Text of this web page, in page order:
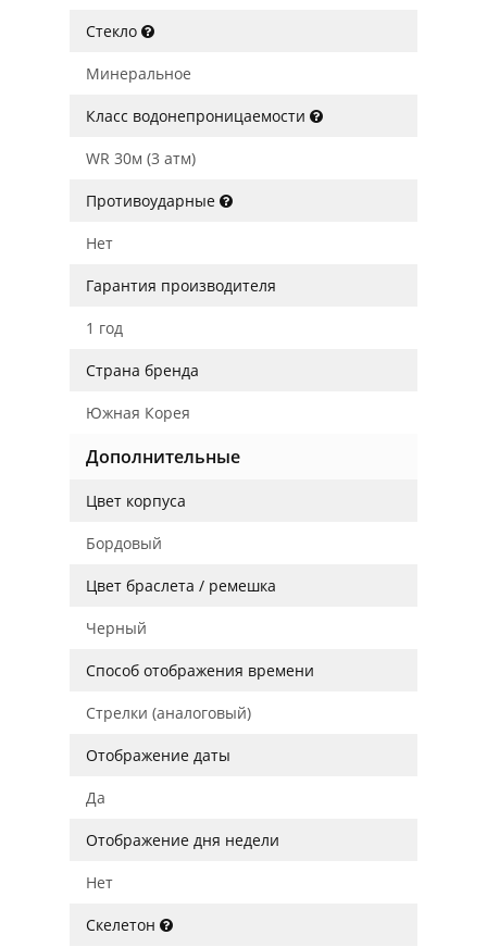
Стекло
Минеральное
Класс водонепроницаемости
WR 30м (3 атм)
Противоударные
Нет
Гарантия производителя
1 год
Страна бренда
Южная Корея
Дополнительные
Цвет корпуса
Бордовый
Цвет браслета / ремешка
Черный
Способ отображения времени
Стрелки (аналоговый)
Отображение даты
Да
Отображение дня недели
Нет
Скелетон